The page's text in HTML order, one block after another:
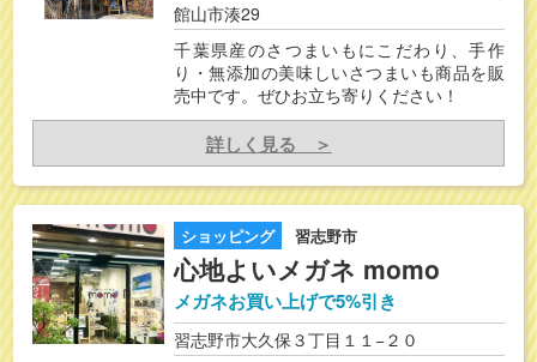
館山市湊29
千葉県産のさつまいもにこだわり、手作
り・無添加の美味しいさつまいも商品を販
売中です。ぜひお立ち寄りください！
詳しく見る ＞
ショッピング 習志野市
心地よいメガネ momo
メガネお買い上げで5%引き
習志野市大久保３丁目１１−２０